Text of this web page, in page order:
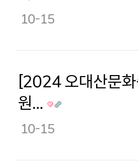
10-15
[2024 오대산문화
원…
10-15